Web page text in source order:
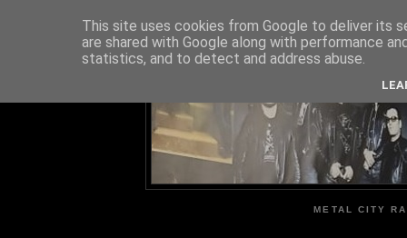
METAL CITY
This site uses cookies from Google to deliver its
are shared with Google along with performance
statistics, and to detect and address abuse.